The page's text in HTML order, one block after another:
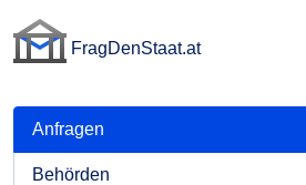
FragDenStaat.at
Anfragen
Behörden